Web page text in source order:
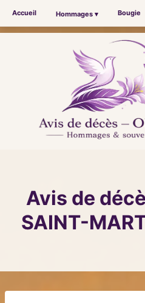
Accueil Hommages ▾ Bougie
Avis de
SAINT-